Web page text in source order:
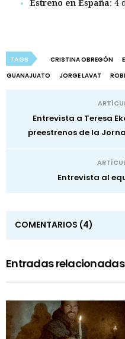
Estreno en España: 4
TAGS CRISTINA OBREGÓN
GUANAJUATO
JORGE LAVAT
Entrevista a Teresa
preestrenos de la
Entrevista al
COMENTARIOS (4)
Entradas relacionadas